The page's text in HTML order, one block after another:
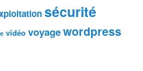
sécurité
vidéo voyagewordpress